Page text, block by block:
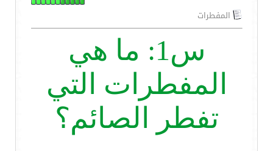
المفطرات
س1: ما هي
المفطرات التي
تفطر الصائم؟